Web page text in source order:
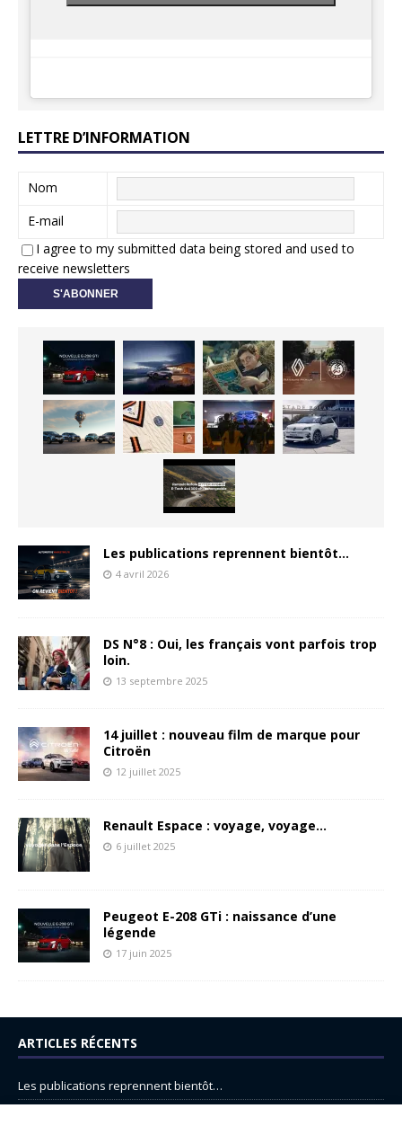
LETTRE D’INFORMATION
Nom
E-mail
I agree to my submitted data being stored and used to
receive newsletters
Les publications reprennent bientôt…
4 avril 2026
DS N°8 : Oui, les français vont parfois trop
loin.
13 septembre 2025
14 juillet : nouveau film de marque pour
Citroën
12 juillet 2025
Renault Espace : voyage, voyage…
6 juillet 2025
Peugeot E-208 GTi : naissance d’une
légende
17 juin 2025
ARTICLES RÉCENTS
Les publications reprennent bientôt…